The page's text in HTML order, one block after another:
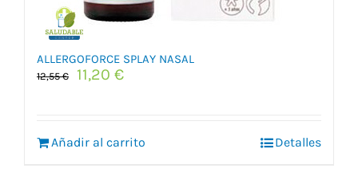
ALLERGOFORCE SPLAY NASAL
12,55€
El
12,55 €.
11,20 €El
11,20 €.
Añadir al carrito Detalles